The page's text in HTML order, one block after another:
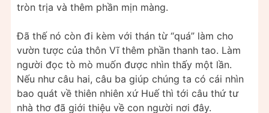
tròn trịa và thêm phần mịn màng.
Đã thế nó còn đi kèm với thán từ “quá” làm cho
vườn tược của thôn Vĩ thêm phần thanh tao. Làm
người đọc tò mò muốn được nhìn thấy một lần.
Nếu như câu hai, câu ba giúp chúng ta có cái nhìn
bao quát về thiên nhiên xứ Huế thì tới câu thứ tư
nhà thơ đã giới thiệu về con người nơi đây.